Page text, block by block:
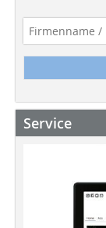
Service